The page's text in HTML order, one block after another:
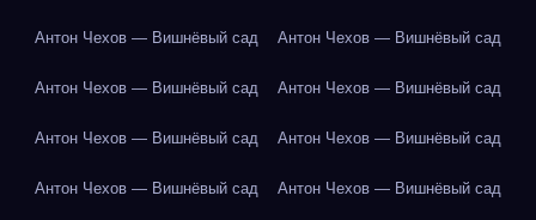
Антон Чехов — Вишнёвый сад Антон Чехов — Вишнёвый сад
Антон Чехов — Вишнёвый сад Антон Чехов — Вишнёвый сад
Антон Чехов — Вишнёвый сад Антон Чехов — Вишнёвый сад
Антон Чехов — Вишнёвый сад Антон Чехов — Вишнёвый сад